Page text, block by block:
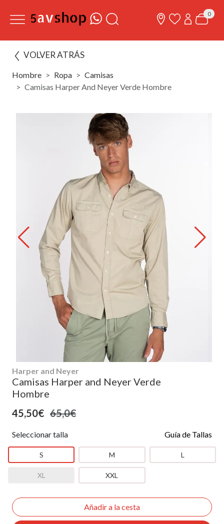
0
VOLVER ATRÁS
Hombre Ropa
Camisas
Camisas Harper And Neyer Verde Hombre
Harper and Neyer
Camisas Harper and Neyer Verde
Hombre
45,50€ 65,0€
Seleccionar talla Guía de Tallas
S M L
XL XXL